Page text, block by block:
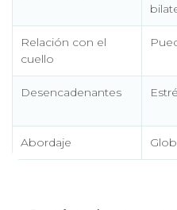
Relación con el
cuello
Desencadenantes
Abordaje